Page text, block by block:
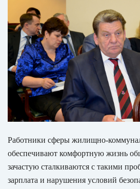
Работники сферы жилищно-
обеспечивают комфортную жизнь
зачастую сталкиваются с такими
зарплата и нарушения условий